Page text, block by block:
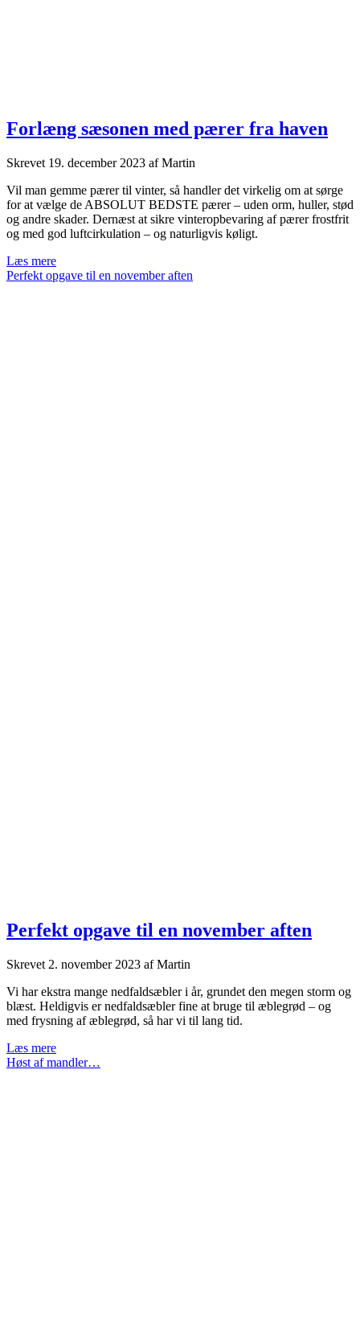
Forlæng sæsonen med pærer fra haven
Skrevet 19. december 2023 afMartin
Vil man gemme pærer til vinter, så handler det virkelig om at sørge
for at vælge de ABSOLUT BEDSTE pærer – uden orm, huller, stød
og andre skader. Dernæst at sikre vinteropbevaring af pærer frostfrit
og med god luftcirkulation – og naturligvis køligt.
Læs mereForlæng
sæsonen
Perfekt opgave til en november aften
Perfekt opgave til en november aften
Skrevet 2. november 2023 afMartin
Vi har ekstra mange nedfaldsæbler i år, grundet den megen storm og
blæst. Heldigvis er nedfaldsæbler fine at bruge til æblegrød – og
med frysning af æblegrød, så har vi til lang tid.
Læs merePerfekt
opgave
Høst af mandler…